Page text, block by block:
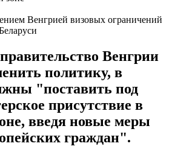
Венгрией визовых ограничений
Венгрии
политику, в
"поставить под
присутствие в
введя новые меры
граждан".